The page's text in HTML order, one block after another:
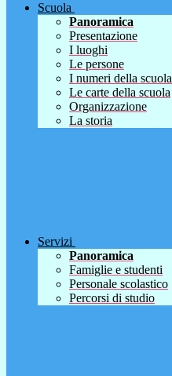
Scuola
Panoramica
Presentazione
I luoghi
Le persone
I numeri della scuola
Le carte della scuola
Organizzazione
La storia
Servizi
Panoramica
Famiglie e studenti
Personale scolastico
Percorsi di studio